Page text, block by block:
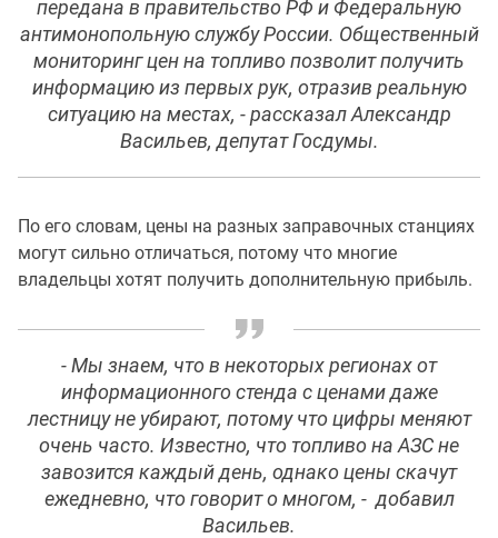
передана в правительство РФ и Федеральную
антимонопольную службу России. Общественный
мониторинг цен на топливо позволит получить
информацию из первых рук, отразив реальную
ситуацию на местах, - рассказал Александр
Васильев, депутат Госдумы.
По его словам, цены на разных заправочных станциях
могут сильно отличаться, потому что многие
владельцы хотят получить дополнительную прибыль.
- Мы знаем, что в некоторых регионах от
информационного стенда с ценами даже
лестницу не убирают, потому что цифры меняют
очень часто. Известно, что топливо на АЗС не
завозится каждый день, однако цены скачут
ежедневно, что говорит о многом, - добавил
Васильев.